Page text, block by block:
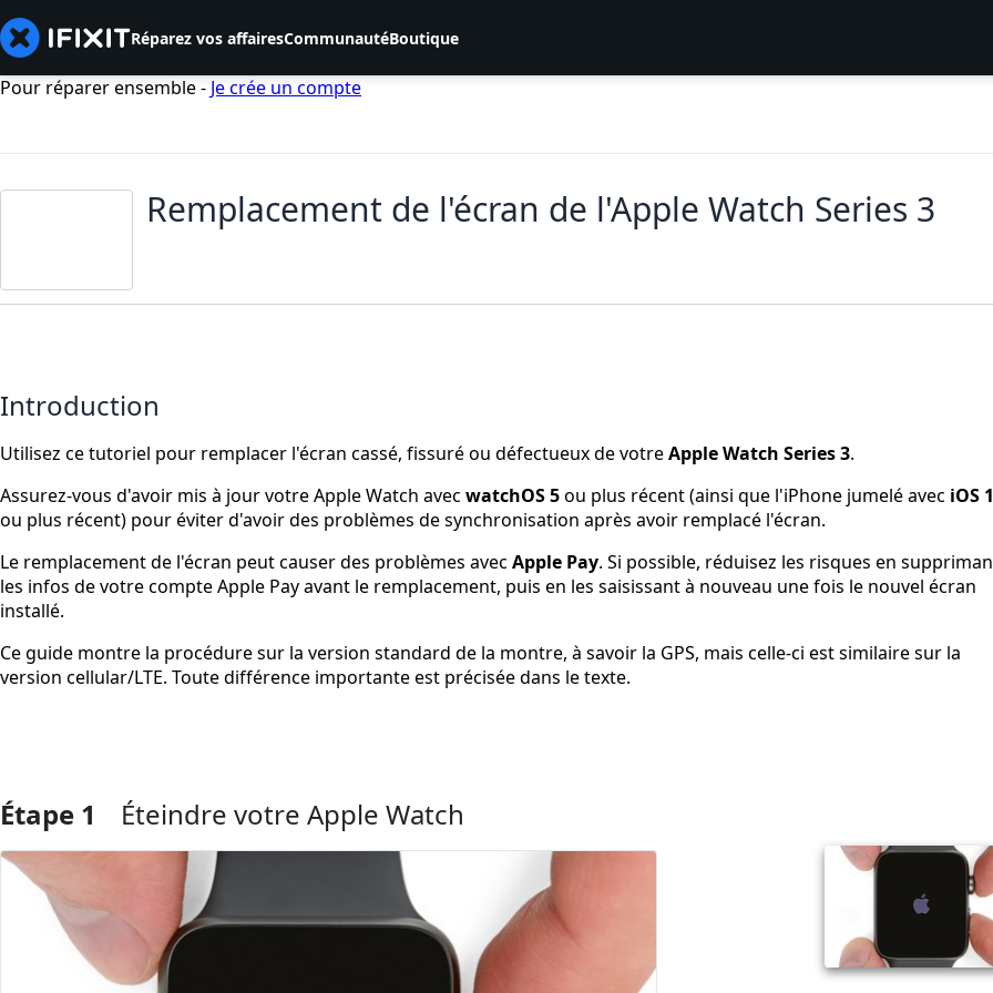
Réparez vos affairesCommunautéBoutique
Pour réparer ensemble - Je crée un compte
Remplacement de l'écran de l'Apple Watch Series 3
Introduction
Utilisez ce tutoriel pour remplacer l'écran cassé, fissuré ou défectueux de votreApple Watch Series 3.
Assurez-vous d'avoir mis à jour votre Apple Watch avec watchOS 5ou plus récent (ainsi que l'iPhone jumelé avec iOS
ou plus récent) pour éviter d'avoir des problèmes de synchronisation après avoir remplacé l'écran.
Le remplacement de l'écran peut causer des problèmes avec Apple Pay. Si possible, réduisez les risques en
les infos de votre compte Apple Pay avant le remplacement, puis en les saisissant à nouveau une fois le nouvel écran
installé.
Ce guide montre la procédure sur la version standard de la montre, à savoir la GPS, mais celle-ci est similaire sur la
version cellular/LTE. Toute différence importante est précisée dans le texte.
Étape 1 Éteindre votre Apple Watch